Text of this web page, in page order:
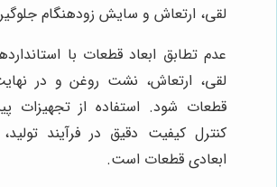
لقی، ارتعاش و سایش زودهنگام
عدم تطابق ابعاد قطعات با
لقی، ارتعاش، نشت روغن و در
قطعات شود. استفاده از تجهیزات
کنترل کیفیت دقیق در فرآیند
ابعادی قطعات است.